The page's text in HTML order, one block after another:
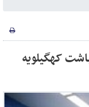
شهرستان باشت کهگیلویه